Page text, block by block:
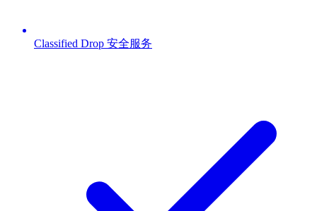
Classified Drop 安全服务